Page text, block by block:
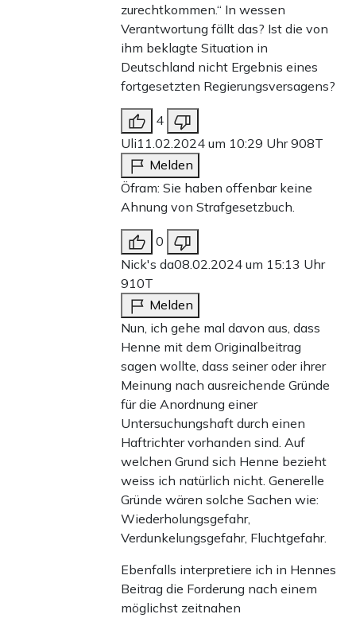
zurechtkommen.“ In wessen
Verantwortung fällt das? Ist die von
ihm beklagte Situation in
Deutschland nicht Ergebnis eines
fortgesetzten Regierungsversagens?
4
Uli11.02.2024 um 10:29 Uhr908T
Melden
Öfram: Sie haben offenbar keine
Ahnung von Strafgesetzbuch.
0
Nick's da08.02.2024 um 15:13 Uhr
910T
Melden
Nun, ich gehe mal davon aus, dass
Henne mit dem Originalbeitrag
sagen wollte, dass seiner oder ihrer
Meinung nach ausreichende Gründe
für die Anordnung einer
Untersuchungshaft durch einen
Haftrichter vorhanden sind. Auf
welchen Grund sich Henne bezieht
weiss ich natürlich nicht. Generelle
Gründe wären solche Sachen wie:
Wiederholungsgefahr,
Verdunkelungsgefahr, Fluchtgefahr.
Ebenfalls interpretiere ich in Hennes
Beitrag die Forderung nach einem
möglichst zeitnahen